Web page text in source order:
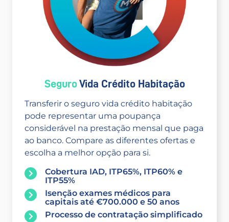
SeguroVida Crédito Habitação
Transferir o seguro vida crédito habitação
pode representar uma poupança
considerável na prestação mensal que paga
ao banco. Compare as diferentes ofertas e
escolha a melhor opção para si.
Cobertura IAD, ITP65%, ITP60% e
ITP55%
Isenção exames médicos para
capitais até €700.000 e 50 anos
Processo de contratação simplificado